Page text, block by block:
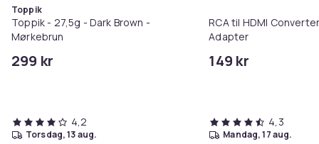
Toppik
Toppik - 27,5g - Dark Brown -
Mørkebrun
299 kr
4,2
torsdag, 13 aug.
RCA til HDMI
Adapter
149 kr
4,3
mandag, 17 aug.